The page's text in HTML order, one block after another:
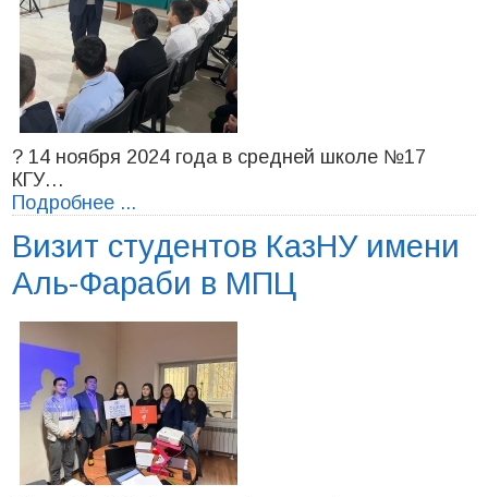
? 14 ноября 2024 года в средней школе №17
КГУ…
Подробнее ...
Визит студентов КазНУ имени
Аль-Фараби в МПЦ